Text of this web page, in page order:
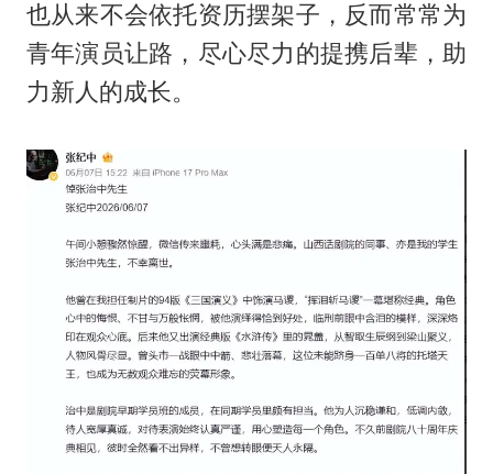
也从来不会依托资历摆架子，反而常常为
青年演员让路，尽心尽力的提携后辈，助
力新人的成长。